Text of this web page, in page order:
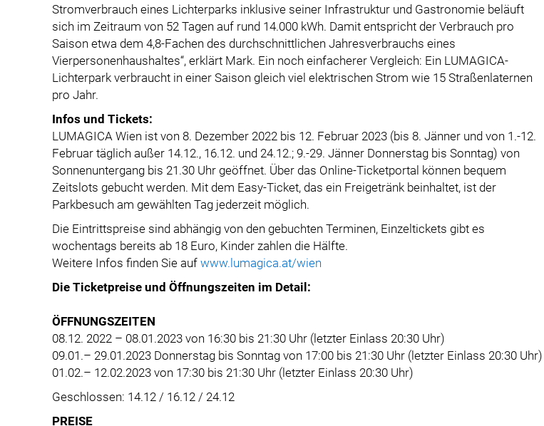
Stromverbrauch eines Lichterparks inklusive seiner Infrastruktur und Gastronomie beläuft
sich im Zeitraum von 52 Tagen auf rund 14.000 kWh. Damit entspricht der Verbrauch pro
Saison etwa dem 4,8-Fachen des durchschnittlichen Jahresverbrauchs eines
Vierpersonenhaushaltes“, erklärt Mark. Ein noch einfacherer Vergleich: Ein LUMAGICA-
Lichterpark verbraucht in einer Saison gleich viel elektrischen Strom wie 15 Straßenlaternen
pro Jahr.
Infos und Tickets:
LUMAGICA Wien ist von 8. Dezember 2022 bis 12. Februar 2023 (bis 8. Jänner und von 1.-12.
Februar täglich außer 14.12., 16.12. und 24.12.; 9.-29. Jänner Donnerstag bis Sonntag) von
Sonnenuntergang bis 21.30 Uhr geöffnet. Über das Online-Ticketportal können bequem
Zeitslots gebucht werden. Mit dem Easy-Ticket, das ein Freigetränk beinhaltet, ist der
Parkbesuch am gewählten Tag jederzeit möglich.
Die Eintrittspreise sind abhängig von den gebuchten Terminen, Einzeltickets gibt es
wochentags bereits ab 18 Euro, Kinder zahlen die Hälfte.
Weitere Infos finden Sie auf www.lumagica.at/wien
Die Ticketpreise und Öffnungszeiten im Detail:
ÖFFNUNGSZEITEN
08.12. 2022 – 08.01.2023 von 16:30 bis 21:30 Uhr (letzter Einlass 20:30 Uhr)
09.01.– 29.01.2023 Donnerstag bis Sonntag von 17:00 bis 21:30 Uhr (letzter Einlass 20:30 Uhr)
01.02.– 12.02.2023 von 17:30 bis 21:30 Uhr (letzter Einlass 20:30 Uhr)
Geschlossen: 14.12 / 16.12 / 24.12
PREISE